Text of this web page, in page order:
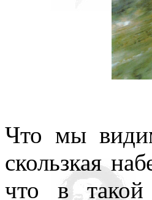
Что мы
скользкая
что в